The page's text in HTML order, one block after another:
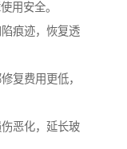
用安全。
痕迹，恢复透
复费用更低，
恶化，延长玻